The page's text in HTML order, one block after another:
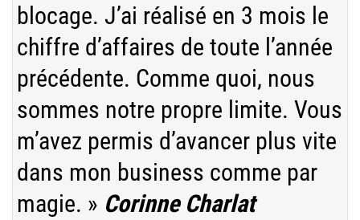
blocage. J’ai réalisé en 3 mois le
chiffre d’affaires de toute l’année
précédente. Comme quoi, nous
sommes notre propre limite. Vous
m’avez permis d’avancer plus vite
dans mon business comme par
magie. » Corinne Charlat